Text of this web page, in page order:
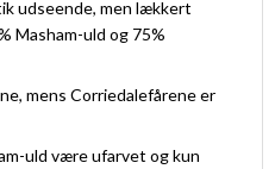
udseende, men lækkert
Masham-uld og 75%
mens Corriedalefårene er
uld være ufarvet og kun